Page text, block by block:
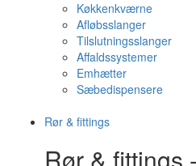
Køkkenkværne
Afløbsslanger
Tilslutningsslanger
Affaldssystemer
Emhætter
Sæbedispensere
Rør & fittings